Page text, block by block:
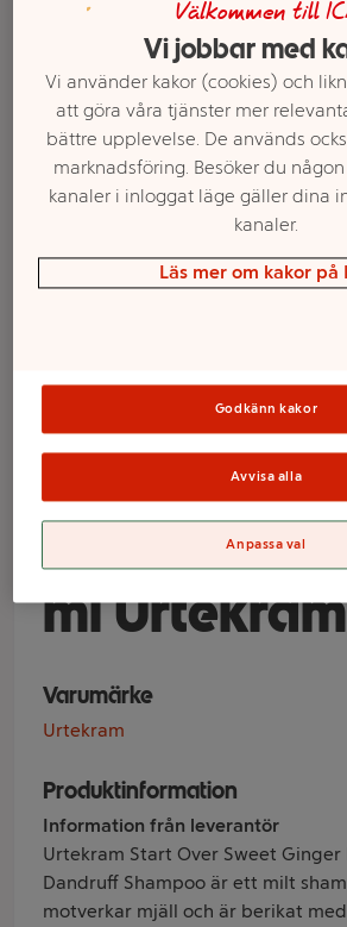
Schampo
Ginger
Anti-
ml Urtekram
Varumärke
Urtekram
Produktinformation
Information från leverantör
Urtekram Start Over Sweet
Dandruff Shampoo är ett milt
motverkar mjäll och är berikat
Välj butik och
Välkommen till
Vi jobbar med
Vi använder kakor (cookies) och
att göra våra tjänster mer
bättre upplevelse. De används
marknadsföring. Besöker du
kanaler i inloggat läge gäller dina
kanaler.
Läs mer om kakor på
Godkänn kakor
Avvisa alla
Anpassa val